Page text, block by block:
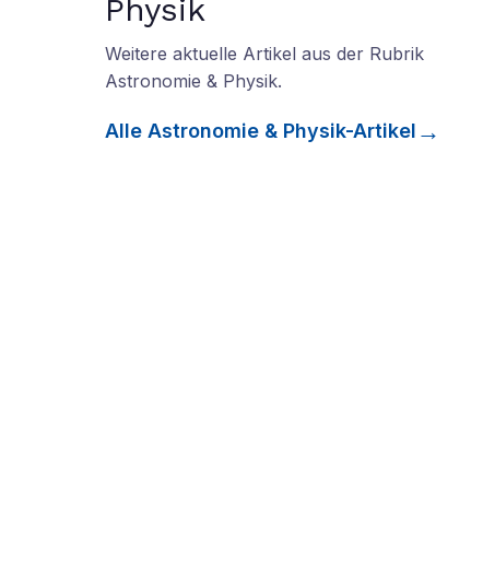
Physik
Weitere aktuelle Artikel aus der Rubrik
Astronomie & Physik.
Alle Astronomie & Physik-Artikel